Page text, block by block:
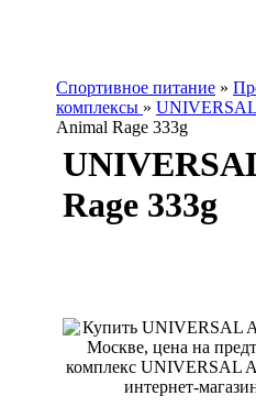
Спортивное питание »
комплексы »
Animal Rage 333g
Rage 333g